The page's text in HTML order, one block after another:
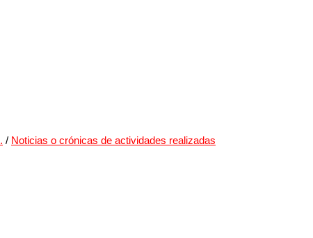
/ Noticias o crónicas de actividades realizadas